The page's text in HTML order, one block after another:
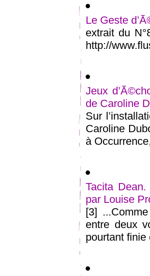
Le Geste
extrait du
http://
Jeux
de Caroline
Sur
Caroline
à
Tacita
par Louise
[3]
entre deux
pourtant finie